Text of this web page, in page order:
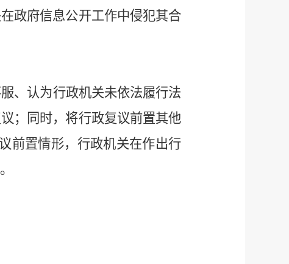
政府信息公开工作中侵犯其合
、认为行政机关未依法履行法
；同时，将行政复议前置其他
前置情形，行政机关在作出行